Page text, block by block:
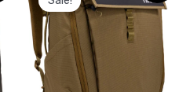
tootel
on
mitu
varianti.